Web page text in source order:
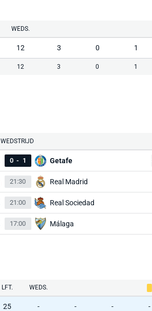
WEDS.
12 3 0 1
12 3 0 1
WEDSTRIJD
0 - 1 Getafe
21:30 Real Madrid
21:00 Real Sociedad
17:00 Málaga
LFT. WEDS.
25 - - - -